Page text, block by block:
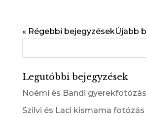
« Régebbi bejegyzésekÚjabb
Legutóbbi bejegyzések
Noémi és Bandi gyerekfotózás
Szilvi és Laci kismama fotózás